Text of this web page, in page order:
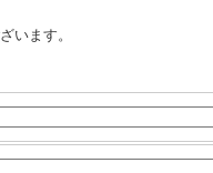
います。